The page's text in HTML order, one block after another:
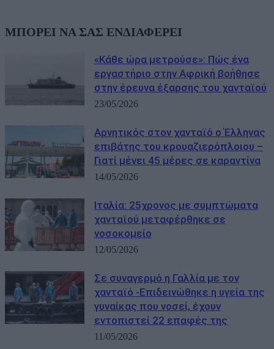
ΜΠΟΡΕΙ ΝΑ ΣΑΣ ΕΝΔΙΑΦΕΡΕΙ
«Κάθε ώρα μετρούσε»: Πώς ένα
εργαστήριο στην Αφρική βοήθησε
στην έρευνα έξαρσης του χανταϊού
23/05/2026
Αρνητικός στον χανταϊό ο Έλληνας
επιβάτης του κρουαζιερόπλοιου –
Γιατί μένει 45 μέρες σε καραντίνα
14/05/2026
Ιταλία: 25χρονος με συμπτώματα
χανταϊού μεταφέρθηκε σε
νοσοκομείο
12/05/2026
Σε συναγερμό η Γαλλία με τον
χανταϊό -Επιδεινώθηκε η υγεία της
γυναίκας που νοσεί, έχουν
εντοπιστεί 22 επαφές της
11/05/2026